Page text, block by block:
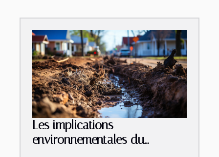
Les implications
environnementales du